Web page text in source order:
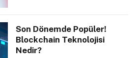
Son Dönemde Popüler!
Blockchain Teknolojisi
Nedir?